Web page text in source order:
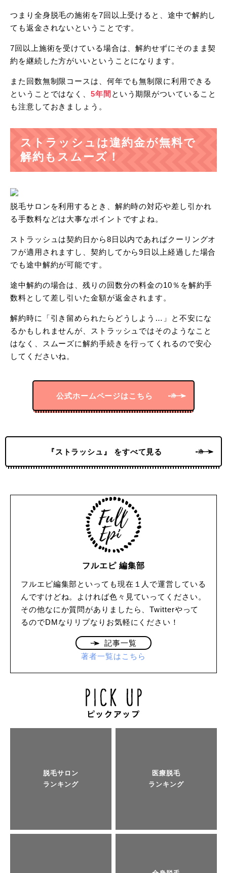
つまり全身脱毛の施術を7回以上受けると、途中で解約し
ても返金されないということです。
7回以上施術を受けている場合は、解約せずにそのまま契
約を継続した方がいいということになります。
また回数無制限コースは、何年でも無制限に利用できる
ということではなく、 5年間 という期限がついていること
も注意しておきましょう。
ストラッシュは違約金が無料で
解約もスムーズ！
脱毛サロンを利用するとき、解約時の対応や差し引かれ
る手数料などは大事なポイントですよね。
ストラッシュは契約日から8日以内であればクーリングオ
フが適用されますし、契約してから9日以上経過した場合
でも途中解約が可能です。
途中解約の場合は、残りの回数分の料金の10％を解約手
数料として差し引いた金額が返金されます。
解約時に「引き留められたらどうしよう…」と不安にな
るかもしれませんが、ストラッシュではそのようなこと
はなく、スムーズに解約手続きを行ってくれるので安心
してくださいね。
公式ホームページはこちら
『ストラッシュ』 をすべて見る
フルエピ 編集部
フルエピ編集部といっても現在１人で運営している
んですけどね。よければ色々見ていってください。
その他なにか質問がありましたら、Twitterやって
るのでDMなりリプなりお気軽にください！
記事一覧
著者一覧はこちら
脱毛サロン
ランキング
医療脱毛
ランキング